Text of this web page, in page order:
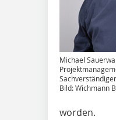
Michael
Bild: Wichmann
worden.